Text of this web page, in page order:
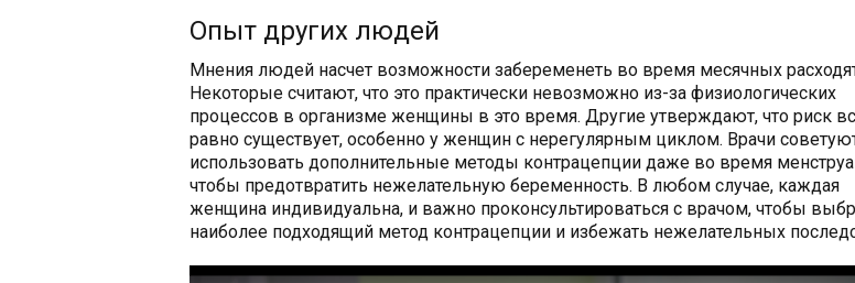
Опыт других людей
Мнения людей насчет возможности забеременеть во время месячных
Некоторые считают, что это практически невозможно из-за физиологических
процессов в организме женщины в это время. Другие утверждают, что риск
равно существует, особенно у женщин с нерегулярным циклом. Врачи
использовать дополнительные методы контрацепции даже во время
чтобы предотвратить нежелательную беременность. В любом случае, каждая
женщина индивидуальна, и важно проконсультироваться с врачом, чтобы
наиболее подходящий метод контрацепции и избежать нежелательных